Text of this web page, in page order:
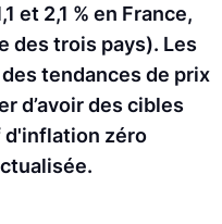
et 2,1 % en France,
des trois pays). Les
tendances de prix
d’avoir des cibles
d'inflation zéro